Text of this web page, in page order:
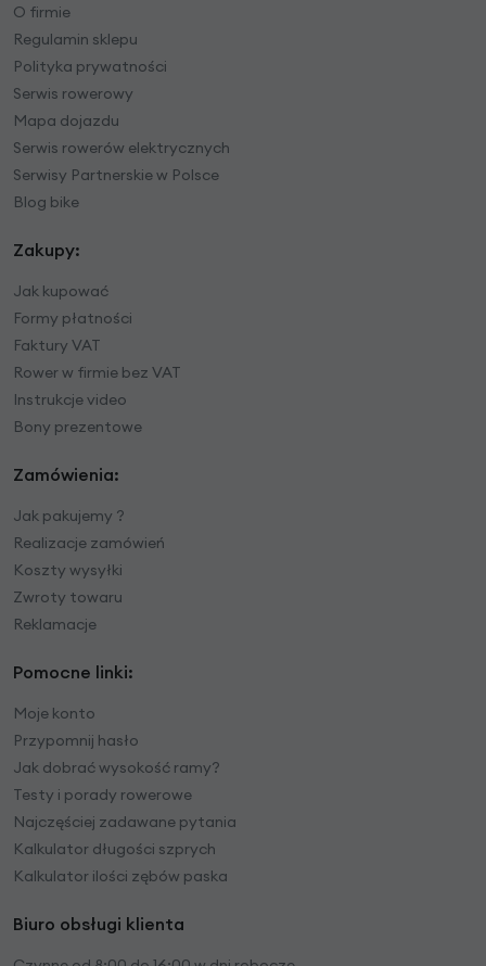
O firmie
Regulamin sklepu
Polityka prywatności
Serwis rowerowy
Mapa dojazdu
Serwis rowerów elektrycznych
Serwisy Partnerskie w Polsce
Blog bike
Zakupy:
Jak kupować
Formy płatności
Faktury VAT
Rower w firmie bez VAT
Instrukcje video
Bony prezentowe
Zamówienia:
Jak pakujemy ?
Realizacje zamówień
Koszty wysyłki
Zwroty towaru
Reklamacje
Pomocne linki:
Moje konto
Przypomnij hasło
Jak dobrać wysokość ramy?
Testy i porady rowerowe
Najczęściej zadawane pytania
Kalkulator długości szprych
Kalkulator ilości zębów paska
Biuro obsługi klienta